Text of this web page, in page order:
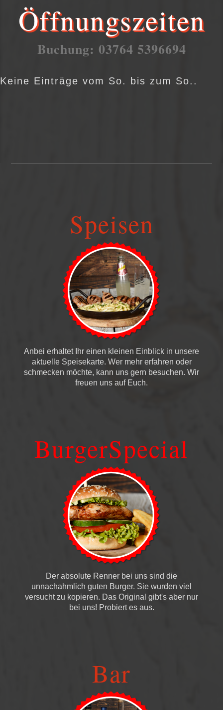
Öffnungszeiten
Buchung: 03764 5396694
Keine Einträge vom So. bis zum So..
Speisen
Anbei erhaltet Ihr einen kleinen Einblick in unsere
aktuelle Speisekarte. Wer mehr erfahren oder
schmecken möchte, kann uns gern besuchen. Wir
freuen uns auf Euch.
BurgerSpecial
Der absolute Renner bei uns sind die
unnachahmlich guten Burger. Sie wurden viel
versucht zu kopieren. Das Original gibt's aber nur
bei uns! Probiert es aus.
Bar